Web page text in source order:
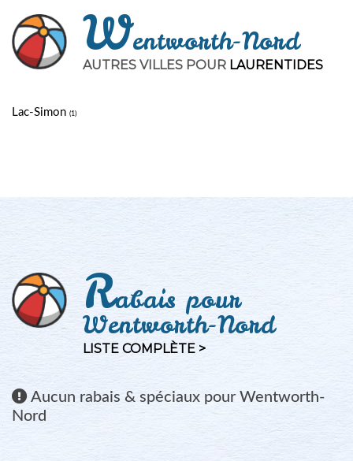
Wentworth-Nord
AUTRES VILLES POUR LAURENTIDES
Lac-Simon (1)
Rabais pour
Wentworth-Nord
LISTE COMPLÈTE >
Aucun rabais & spéciaux pour Wentworth-
Nord